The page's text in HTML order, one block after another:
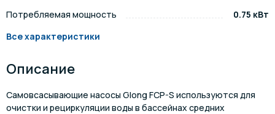
Потребляемая мощность
0.75 кВт
Все характеристики
Описание
Самовсасывающие насосы Glong FCP-S используются для
очистки и рециркуляции воды в бассейнах средних